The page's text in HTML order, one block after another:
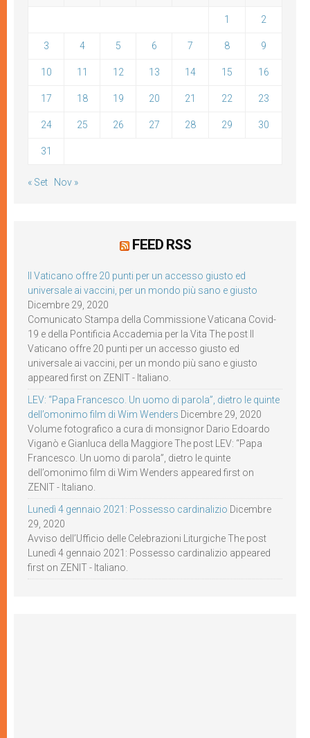
1 2
3 4 5 6 7 8 9
10 11 12 13 14 15 16
17 18 19 20 21 22 23
24 25 26 27 28 29 30
31
« Set Nov »
FEED RSS
Il Vaticano offre 20 punti per un accesso giusto ed
universale ai vaccini, per un mondo più sano e giusto
Dicembre 29, 2020
Comunicato Stampa della Commissione Vaticana Covid-
19 e della Pontificia Accademia per la Vita The post Il
Vaticano offre 20 punti per un accesso giusto ed
universale ai vaccini, per un mondo più sano e giusto
appeared first on ZENIT - Italiano.
LEV: “Papa Francesco. Un uomo di parola”, dietro le quinte
dell’omonimo film di Wim Wenders Dicembre 29, 2020
Volume fotografico a cura di monsignor Dario Edoardo
Viganò e Gianluca della Maggiore The post LEV: “Papa
Francesco. Un uomo di parola”, dietro le quinte
dell’omonimo film di Wim Wenders appeared first on
ZENIT - Italiano.
Lunedì 4 gennaio 2021: Possesso cardinalizio Dicembre
29, 2020
Avviso dell’Ufficio delle Celebrazioni Liturgiche The post
Lunedì 4 gennaio 2021: Possesso cardinalizio appeared
first on ZENIT - Italiano.